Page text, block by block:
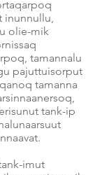
inunnullu,
olie-mik
tamannalu
pajuttuisorput
tamanna
tank-ip
imut